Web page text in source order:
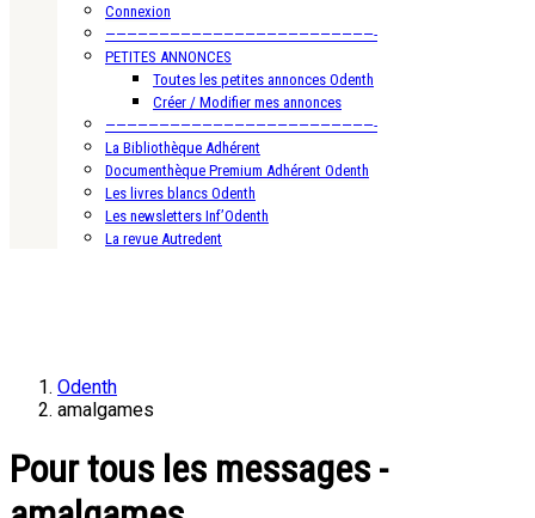
Connexion
—————————————————————————-
PETITES ANNONCES
Toutes les petites annonces Odenth
Créer / Modifier mes annonces
—————————————————————————-
La Bibliothèque Adhérent
Documenthèque Premium Adhérent Odenth
Les livres blancs Odenth
Les newsletters Inf’Odenth
La revue Autredent
Odenth
amalgames
Pour tous les messages -